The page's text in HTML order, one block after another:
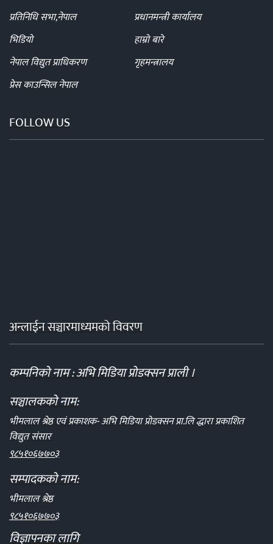
प्रतिनिधि सभा,नेपाल
प्रधानमन्त्री कार्यालय
भिडियो
हाम्रो बारे
नेपाल विद्युत प्राधिकरण
गृहमन्त्रालय
प्रेस काउन्सिल नेपाल
FOLLOW US
अन्लाईन सञ्चारमाध्यमको विवरण
कम्पनिको नाम : अभि मिडिया प्रोडक्सन प्राली ।
सञ्चालकको नाम:
भीमलाल श्रेष्ठ एवं प्रकाशक- अभि मिडिया प्रोडक्सन प्रा.लि द्धारा प्रकाशित
विद्युत संसार
९८५१०६७७०३
सम्पादकको नाम:
भीमलाल श्रेष्ठ
९८५१०६७७०३
विज्ञापनका लागि